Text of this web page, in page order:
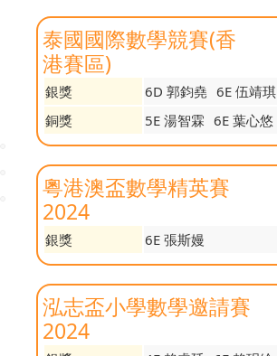
泰國國際數學競賽(香
港賽區)
銀獎 6D 郭鈞堯 6E 伍靖琪
銅獎
5E 湯智霖 6E 葉心悠
粵港澳盃數學精英賽
2024
銀獎 6E 張斯嫚
泓志盃小學數學邀請賽
2024